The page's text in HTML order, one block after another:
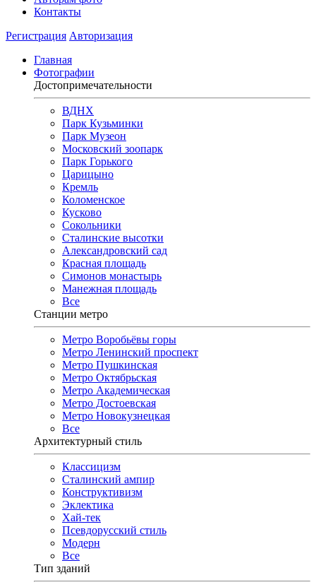
Контакты
Регистрация Авторизация
Главная
Фотографии
Достопримечательности
ВДНХ
Парк Кузьминки
Парк Музеон
Московский зоопарк
Парк Горького
Царицыно
Кремль
Коломенское
Кусково
Сокольники
Сталинские высотки
Александровский сад
Красная площадь
Симонов монастырь
Манежная площадь
Все
Станции метро
Метро Воробьёвы горы
Метро Ленинский проспект
Метро Пушкинская
Метро Октябрьская
Метро Академическая
Метро Достоевская
Метро Новокузнецкая
Все
Архитектурный стиль
Классицизм
Сталинский ампир
Конструктивизм
Эклектика
Хай-тек
Псевдорусский стиль
Модерн
Все
Тип зданий